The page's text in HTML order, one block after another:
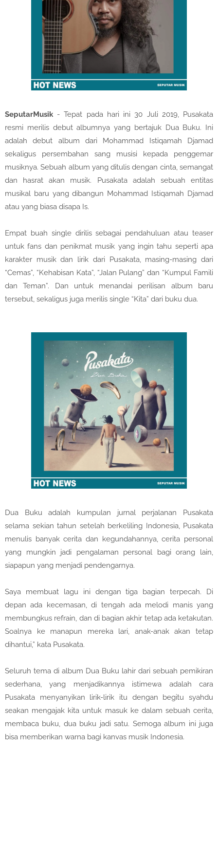
SeputarMusik - Tepat pada hari ini 30 Juli 2019, Pusakata
resmi merilis debut albumnya yang bertajuk Dua Buku. Ini
adalah debut album dari Mohammad Istiqamah Djamad
sekaligus persembahan sang musisi kepada penggemar
musiknya. Sebuah album yang ditulis dengan cinta, semangat
dan hasrat akan musik. Pusakata adalah sebuah entitas
musikal baru yang dibangun Mohammad Istiqamah Djamad
atau yang biasa disapa Is.
Empat buah single dirilis sebagai pendahuluan atau teaser
untuk fans dan penikmat musik yang ingin tahu seperti apa
karakter musik dan lirik dari Pusakata, masing-masing dari
“Cemas”, “Kehabisan Kata”, “Jalan Pulang” dan “Kumpul Famili
dan Teman”. Dan untuk menandai perilisan album baru
tersebut, sekaligus juga merilis single “Kita” dari buku dua.
Dua Buku adalah kumpulan jurnal perjalanan Pusakata
selama sekian tahun setelah berkeliling Indonesia, Pusakata
menulis banyak cerita dan kegundahannya, cerita personal
yang mungkin jadi pengalaman personal bagi orang lain,
siapapun yang menjadi pendengarnya.
Saya membuat lagu ini dengan tiga bagian terpecah. Di
depan ada kecemasan, di tengah ada melodi manis yang
membungkus refrain, dan di bagian akhir tetap ada ketakutan.
Soalnya ke manapun mereka lari, anak-anak akan tetap
dihantui,” kata Pusakata.
Seluruh tema di album Dua Buku lahir dari sebuah pemikiran
sederhana, yang menjadikannya istimewa adalah cara
Pusakata menyanyikan lirik-lirik itu dengan begitu syahdu
seakan mengajak kita untuk masuk ke dalam sebuah cerita,
membaca buku, dua buku jadi satu. Semoga album ini juga
bisa memberikan warna bagi kanvas musik Indonesia.